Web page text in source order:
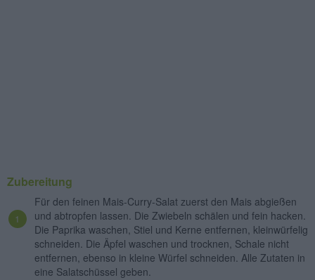
Zubereitung
Für den feinen Mais-Curry-Salat zuerst den Mais abgießen
und abtropfen lassen. Die Zwiebeln schälen und fein hacken.
Die Paprika waschen, Stiel und Kerne entfernen, kleinwürfelig
schneiden. Die Äpfel waschen und trocknen, Schale nicht
entfernen, ebenso in kleine Würfel schneiden. Alle Zutaten in
eine Salatschüssel geben.